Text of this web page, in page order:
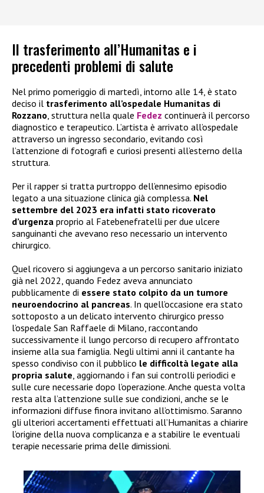
Il trasferimento all’Humanitas e i
precedenti problemi di salute
Nel primo pomeriggio di martedì, intorno alle 14, è stato
deciso il trasferimento all’ospedale Humanitas di
Rozzano , struttura nella quale Fedez continuerà il percorso
diagnostico e terapeutico. L’artista è arrivato all’ospedale
attraverso un ingresso secondario, evitando così
l’attenzione di fotografi e curiosi presenti all’esterno della
struttura.
Per il rapper si tratta purtroppo dell’ennesimo episodio
legato a una situazione clinica già complessa. Nel
settembre del 2023 era infatti stato ricoverato
d’urgenza proprio al Fatebenefratelli per due ulcere
sanguinanti che avevano reso necessario un intervento
chirurgico.
Quel ricovero si aggiungeva a un percorso sanitario iniziato
già nel 2022, quando Fedez aveva annunciato
pubblicamente di essere stato colpito da un tumore
neuroendocrino al pancreas. In quell’occasione era stato
sottoposto a un delicato intervento chirurgico presso
l’ospedale San Raffaele di Milano, raccontando
successivamente il lungo percorso di recupero affrontato
insieme alla sua famiglia. Negli ultimi anni il cantante ha
spesso condiviso con il pubblico le difficoltà legate alla
propria salute , aggiornando i fan sui controlli periodici e
sulle cure necessarie dopo l’operazione. Anche questa volta
resta alta l’attenzione sulle sue condizioni, anche se le
informazioni diffuse finora invitano all’ottimismo. Saranno
gli ulteriori accertamenti effettuati all’Humanitas a chiarire
l’origine della nuova complicanza e a stabilire le eventuali
terapie necessarie prima delle dimissioni.